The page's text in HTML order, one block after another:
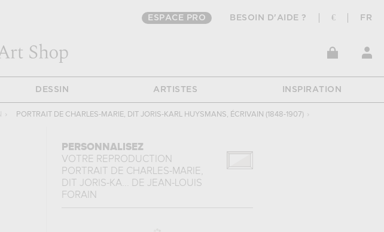
ESPACE PRO BESOIN D'AIDE ? € FR
DESSIN ARTISTES INSPIRATION
› PORTRAIT DE CHARLES-MARIE, DIT JORIS-KARL HUYSMANS, ÉCRIVAIN (1848-1907) ›
PERSONNALISEZ
VOTRE REPRODUCTION
PORTRAIT DE CHARLES-MARIE,
DIT JORIS-KA... DE JEAN-LOUIS
FORAIN